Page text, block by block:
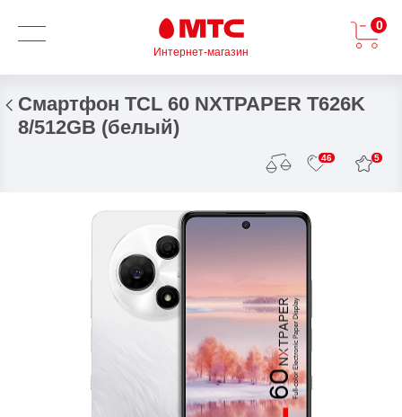
Интернет-магазин
0
Смартфон TCL 60 NXTPAPER T626K
8/512GB (белый)
46 5